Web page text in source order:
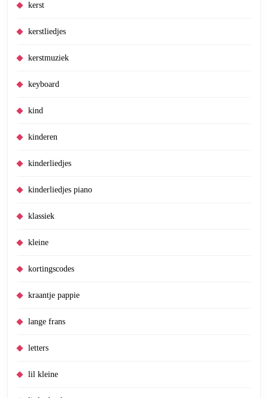
kerst
kerstliedjes
kerstmuziek
keyboard
kind
kinderen
kinderliedjes
kinderliedjes piano
klassiek
kleine
kortingscodes
kraantje pappie
lange frans
letters
lil kleine